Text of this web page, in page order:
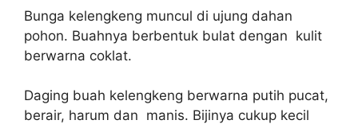
Bunga kelengkeng muncul di ujung dahan
pohon. Buahnya berbentuk bulat dengan kulit
berwarna coklat.
Daging buah kelengkeng berwarna putih pucat,
berair, harum dan manis. Bijinya cukup kecil